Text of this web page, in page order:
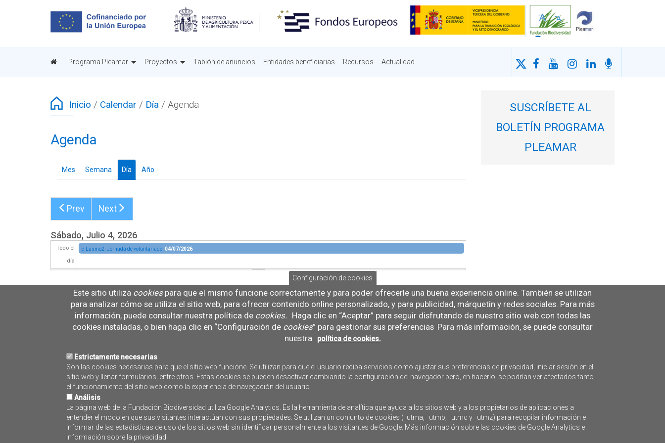
Programa Pleamar Proyectos Tablón de anuncios Entidades beneficiarias Recursos Actualidad
Inicio / Calendar / Día / Agenda
Agenda
Mes Semana Día (solapa
activa)
Año
Prev Next
Sábado, Julio 4, 2026
Todo el
día
e-Lasmo2. Jornada de voluntariado 04/07/2026
SUSCRÍBETE AL
BOLETÍN PROGRAMA
PLEAMAR
Configuración de cookies
Este sitio utiliza cookiespara que el mismo funcione correctamente y para poder ofrecerle una buena experiencia online. También se utilizan
para analizar cómo se utiliza el sitio web, para ofrecer contenido online personalizado, y para publicidad, márquetin y redes sociales. Para más
información, puede consultar nuestra política de cookies. Haga clic en “Aceptar” para seguir disfrutando de nuestro sitio web con todas las
cookies instaladas, o bien haga clic en “Configuración de cookies” para gestionar sus preferencias Para más información, se puede consultar
nuestra
política de cookies.
Estrictamente necesarias
Son las cookies necesarias para que el sitio web funcione. Se utilizan para que el usuario reciba servicios como ajustar sus preferencias de privacidad, iniciar sesión en el
sitio web y llenar formularios, entre otros. Estas cookies se pueden desactivar cambiando la configuración del navegador pero, en hacerlo, se podrían ver afectados tanto
el funcionamiento del sitio web como la experiencia de navegación del usuario
Análisis
La página web de la Fundación Biodiversidad utiliza Google Analytics. Es la herramienta de analítica que ayuda a los sitios web y a los propietarios de aplicaciones a
entender el modo en que sus visitantes interactúan con sus propiedades. Se utilizan un conjunto de cookies (_utma, _utmb, _utmc y _utmz) para recopilar información e
informar de las estadísticas de uso de los sitios web sin identificar personalmente a los visitantes de Google. Más información sobre las cookies de Google Analytics e
información sobre la privacidad